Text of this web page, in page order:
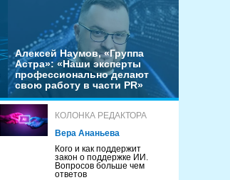
Алексей Наумов, «Группа
Астра»: «Наши эксперты
профессионально делают
свою работу в части PR»
КОЛОНКА РЕДАКТОРА
Вера Ананьева
Кого и как поддержит
закон о поддержке ИИ.
Вопросов больше чем
ответов